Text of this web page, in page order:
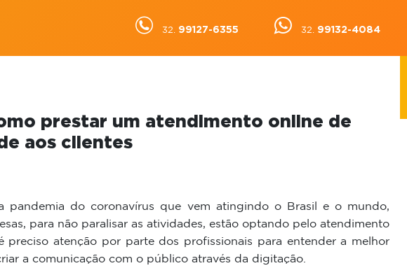
32. 99127-6355 32. 99132-4084
prestar um atendimento online de
aos clientes
pandemia do coronavírus que vem atingindo o Brasil e o mundo,
para não paralisar as atividades, estão optando pelo atendimento
preciso atenção por parte dos profissionais para entender a melhor
a comunicação com o público através da digitação.